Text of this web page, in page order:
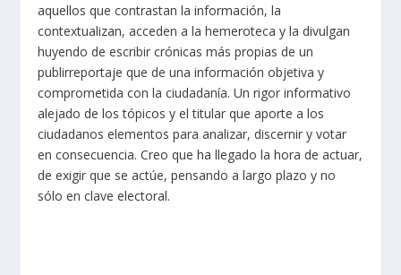
aquellos que contrastan la información, la
contextualizan, acceden a la hemeroteca y la divulgan
huyendo de escribir crónicas más propias de un
publirreportaje que de una información objetiva y
comprometida con la ciudadanía. Un rigor informativo
alejado de los tópicos y el titular que aporte a los
ciudadanos elementos para analizar, discernir y votar
en consecuencia. Creo que ha llegado la hora de actuar,
de exigir que se actúe, pensando a largo plazo y no
sólo en clave electoral.